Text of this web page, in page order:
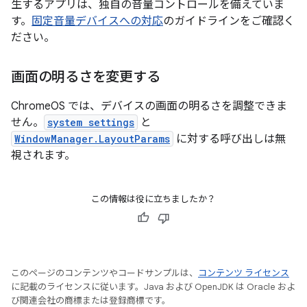
生するアプリは、独自の音量コントロールを備えていま
す。 固定音量デバイスへの対応のガイドラインをご確認く
ださい。
画面の明るさを変更する
ChromeOS では、デバイスの画面の明るさを調整できま
せん。
system settings と
WindowManager.LayoutParams に対する呼び出しは無
視されます。
この情報は役に立ちましたか？
このページのコンテンツやコードサンプルは、
コンテンツ ライセンス
に記載のライセンスに従います。Java および OpenJDK は Oracle およ
び関連会社の商標または登録商標です。